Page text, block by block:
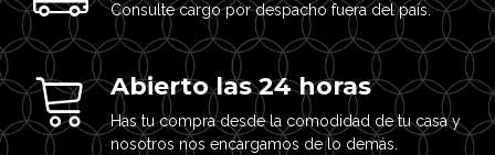
Consulte cargo por despacho fuera del país.
Abierto las 24 horas
Has tu compra desde la comodidad de tu casa y
nosotros nos encargamos de lo demás.